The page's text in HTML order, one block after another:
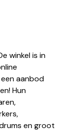
winkel is in
een aanbod
Hun
en groot